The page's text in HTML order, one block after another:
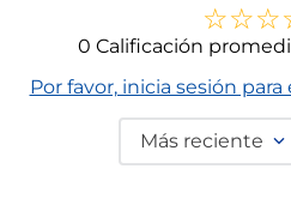
☆☆☆
0 Calificación
Por favor, inicia sesión
Más reciente